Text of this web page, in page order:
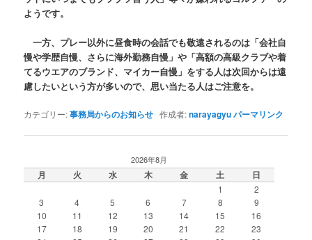
ようです。
一方、プレー以外に昼食時の会話でも敬遠されるのは「会社自
慢や学歴自慢、さらに海外勤務自慢」や「高額の高級クラブや着
てるウエアのブランド、マイカー自慢」をする人は次回からは遠
慮したいという方が多いので、思い当たる人はご注意を。
カテゴリー:事務局からのお知らせ 作成者:narayagyuパーマリンク
2026年8月
月 火 水 木 金 土 日
1
2
3
4 5 6 7 8
9
10
11 12 13 14 15
16
17
18 19 20 21 22
23